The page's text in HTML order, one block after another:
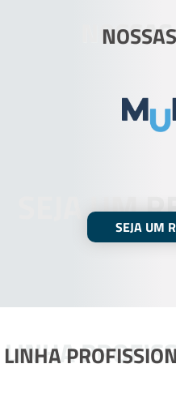
SEJA UM
SEJA UM
LINHA
LINHA